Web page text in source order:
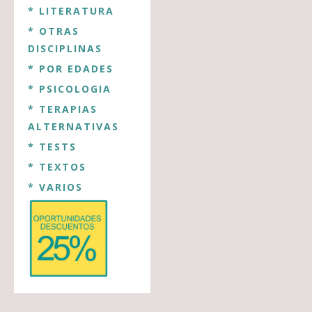
* LITERATURA
* OTRAS
DISCIPLINAS
* POR EDADES
* PSICOLOGIA
* TERAPIAS
ALTERNATIVAS
* TESTS
* TEXTOS
* VARIOS